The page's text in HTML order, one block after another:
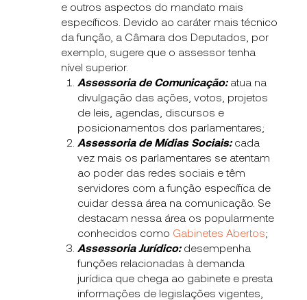
e outros aspectos do mandato mais
específicos. Devido ao caráter mais técnico
da função, a Câmara dos Deputados, por
exemplo, sugere que o assessor tenha
nível superior.
Assessoria de Comunicação:atua na
divulgação das ações, votos, projetos
de leis, agendas, discursos e
posicionamentos dos parlamentares;
Assessoria de Mídias Sociais: cada
vez mais os parlamentares se atentam
ao poder das redes sociais e têm
servidores com a função específica de
cuidar dessa área na comunicação. Se
destacam nessa área os popularmente
conhecidos como Gabinetes Abertos;
Assessoria Jurídico:desempenha
funções relacionadas à demanda
jurídica que chega ao gabinete e presta
informações de legislações vigentes,